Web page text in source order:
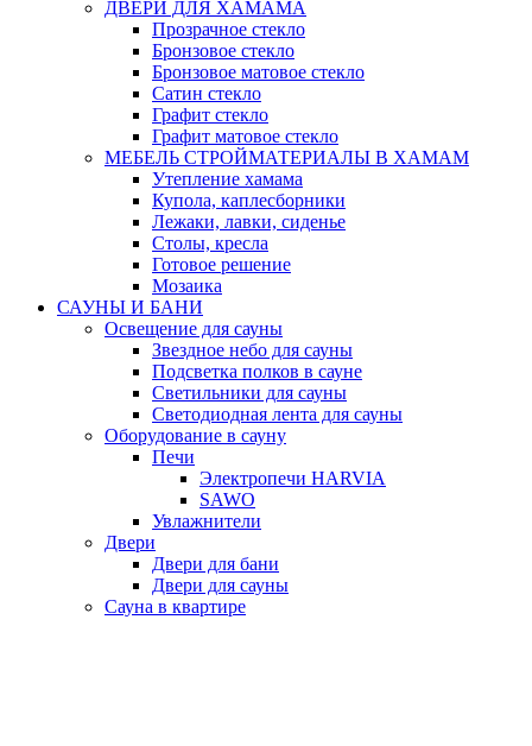
ДВЕРИ ДЛЯ ХАМАМА
Прозрачное стекло
Бронзовое стекло
Бронзовое матовое стекло
Сатин стекло
Графит стекло
Графит матовое стекло
МЕБЕЛЬ СТРОЙМАТЕРИАЛЫ В ХАМАМ
Утепление хамама
Купола, каплесборники
Лежаки, лавки, сиденье
Столы, кресла
Готовое решение
Мозаика
САУНЫ И БАНИ
Освещение для сауны
Звездное небо для сауны
Подсветка полков в сауне
Светильники для сауны
Светодиодная лента для сауны
Оборудование в сауну
Печи
Электропечи HARVIA
SAWO
Увлажнители
Двери
Двери для бани
Двери для сауны
Сауна в квартире